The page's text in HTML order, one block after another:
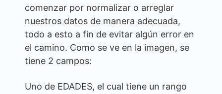
comenzar por normalizar o arreglar
nuestros datos de manera adecuada,
todo a esto a fin de evitar algún error en
el camino. Como se ve en la imagen, se
tiene 2 campos:
Uno de EDADES, el cual tiene un rango